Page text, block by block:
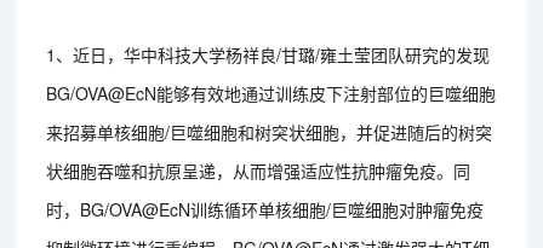
1、近日，华中科技大学杨祥良/甘璐/雍土莹团队研究的发现
BG/OVA@EcN能够有效地通过训练皮下注射部位的巨噬细胞
来招募单核细胞/巨噬细胞和树突状细胞，并促进随后的树突
状细胞吞噬和抗原呈递，从而增强适应性抗肿瘤免疫。同
时，BG/OVA@EcN训练循环单核细胞/巨噬细胞对肿瘤免疫